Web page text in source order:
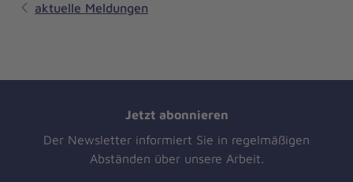
aktuelle Meldungen
Jetzt abonnieren
Der Newsletter informiert Sie in regelmäßigen
Abständen über unsere Arbeit.